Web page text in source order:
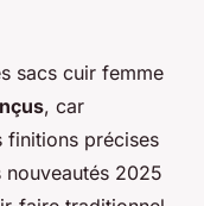
sacs cuir femme
, car
finitions précises
2025